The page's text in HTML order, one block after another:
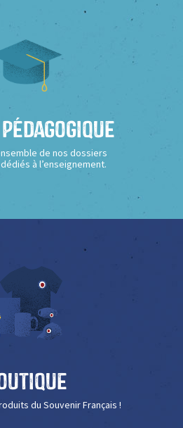
de nos dossiers
à l’enseignement.
du Souvenir Français !